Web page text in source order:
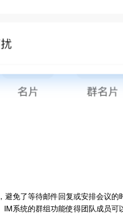
免了等待邮件回复或安排会议
系统的群组功能使得团队成员可